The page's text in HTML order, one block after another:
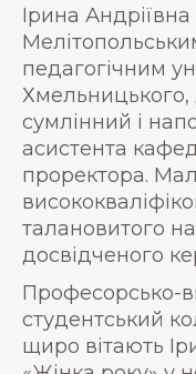
Ірина Андріївна
педагогічним
сумлінний і
асистента
проректора.
талановитого
досвідченого
Професорсько-
студентський
щиро вітають